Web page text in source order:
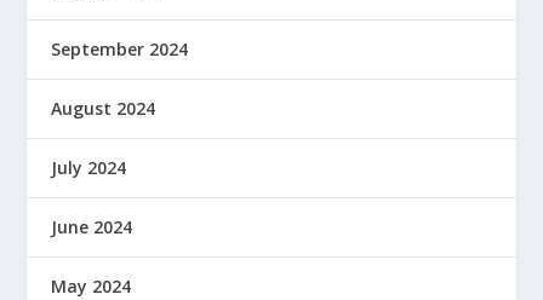
September 2024
August 2024
July 2024
June 2024
May 2024